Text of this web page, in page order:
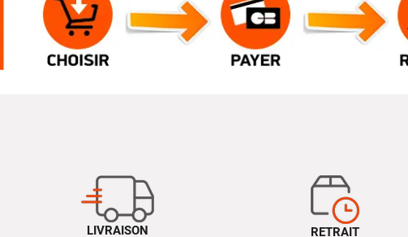
LIVRAISON
RETRAIT